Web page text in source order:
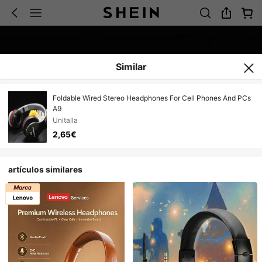
Similar
Foldable Wired Stereo Headphones For Cell Phones And PCs
A9
Unitalla
2,65€
artículos similares